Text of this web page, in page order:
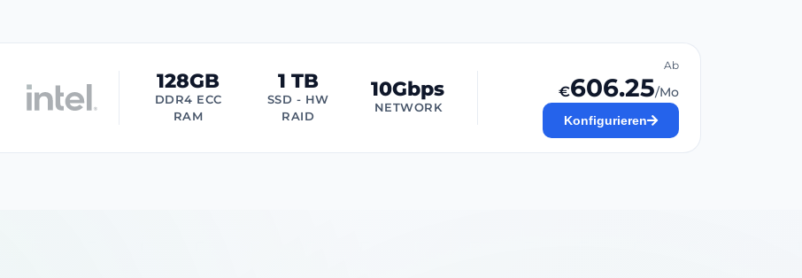
128GB
DDR4 ECC
RAM
1 TB
SSD - HW
RAID
10Gbps
NETWORK
Ab
€606.25/Mo
Konfigurieren